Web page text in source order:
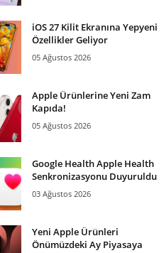
iOS 27 Kilit Ekranına Yepyeni
Özellikler Geliyor
05 Ağustos 2026
Apple Ürünlerine Yeni Zam
Kapıda!
05 Ağustos 2026
Google Health Apple Health
Senkronizasyonu Duyuruldu
03 Ağustos 2026
Yeni Apple Ürünleri
Önümüzdeki Ay Piyasaya